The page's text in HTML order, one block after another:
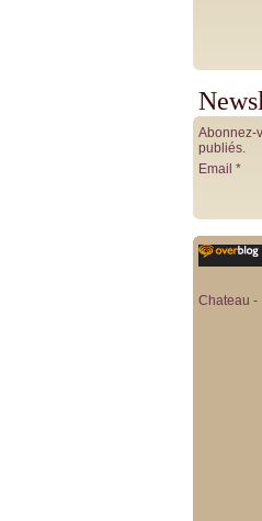
Abonnez-
publiés.
Email
Chateau -